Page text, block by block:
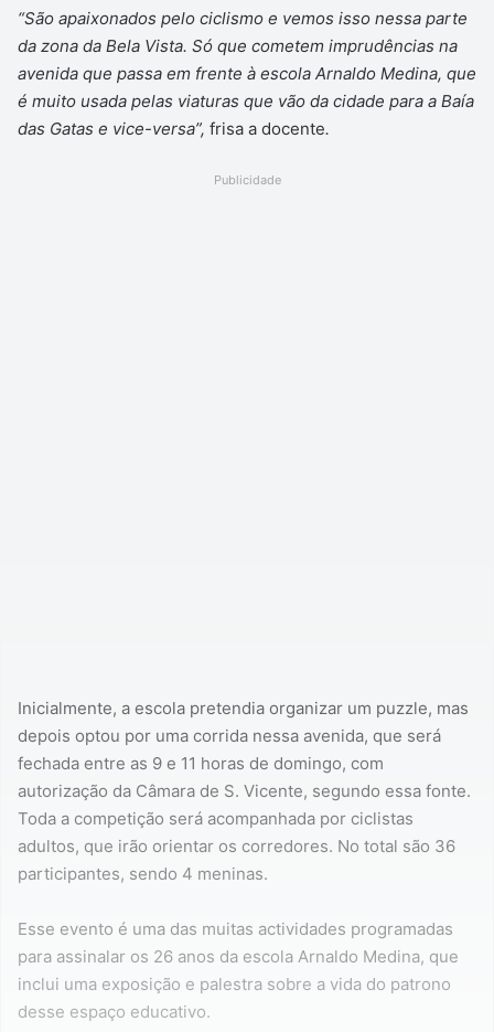
“São apaixonados pelo ciclismo e vemos isso nessa parte
da zona da Bela Vista. Só que cometem imprudências na
avenida que passa em frente à escola Arnaldo Medina, que
é muito usada pelas viaturas que vão da cidade para a Baía
das Gatas e vice-versa”, frisa a docente.
Publicidade
Inicialmente, a escola pretendia organizar um puzzle, mas
depois optou por uma corrida nessa avenida, que será
fechada entre as 9 e 11 horas de domingo, com
autorização da Câmara de S. Vicente, segundo essa fonte.
Toda a competição será acompanhada por ciclistas
adultos, que irão orientar os corredores. No total são 36
participantes, sendo 4 meninas.
Esse evento é uma das muitas actividades programadas
para assinalar os 26 anos da escola Arnaldo Medina, que
inclui uma exposição e palestra sobre a vida do patrono
desse espaço educativo.